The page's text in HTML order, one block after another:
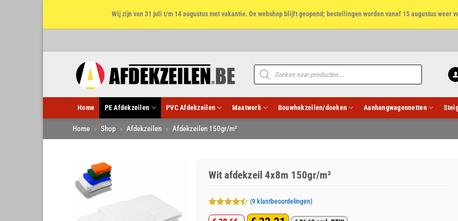
Wij zijn van 31 juli t/m 14 augustus met vakantie. De webshop blijft geopend; bestellingen worden vanaf 15 augustus weer
Producten
zoeken
Home PE Afdekzeilen PVC Afdekzeilen Maatwerk Bouwhekzeilen/doeken Aanhangwagennetten
Home » Shop » Afdekzeilen » Afdekzeilen 150gr/m²
Wit afdekzeil 4x8m 150gr/m²
Gewaardeerd
9
(9 klantbeoordelingen)